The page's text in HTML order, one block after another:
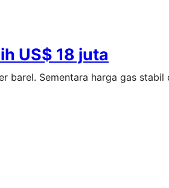
US$ 18 juta
barel. Sementara harga gas stabil